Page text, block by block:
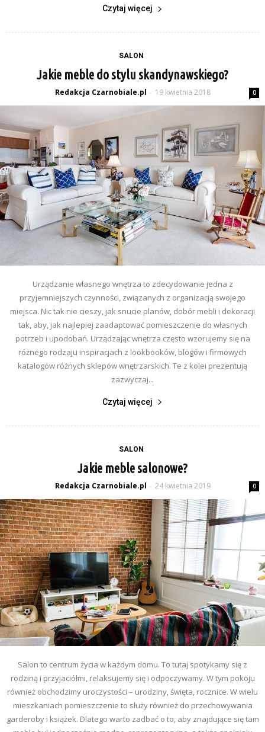
Czytaj więcej
SALON
Jakie meble do stylu skandynawskiego?
Redakcja Czarnobiale.pl - 19 kwietnia 2018 0
Urządzanie własnego wnętrza to zdecydowanie jedna z
przyjemniejszych czynności, związanych z organizacją swojego
miejsca. Nic tak nie cieszy, jak snucie planów, dobór mebli i dekoracji
tak, aby, jak najlepiej zaadaptować pomieszczenie do własnych
potrzeb i upodobań. Urządzając wnętrza często wzorujemy się na
różnego rodzaju inspiracjach z lookbooków, blogów i firmowych
katalogów różnych sklepów wnętrzarskich. Te z kolei prezentują
zazwyczaj...
Czytaj więcej
SALON
Jakie meble salonowe?
Redakcja Czarnobiale.pl - 24 kwietnia 2019 0
Salon to centrum życia w każdym domu. To tutaj spotykamy się z
rodziną i przyjaciółmi, relaksujemy się i odpoczywamy. W tym pokoju
również obchodzimy uroczystości – urodziny, święta, rocznice. W wielu
mieszkaniach pomieszczenie to służy również do przechowywania
garderoby i książek. Dlatego warto zadbać o to, aby znajdujące się tam